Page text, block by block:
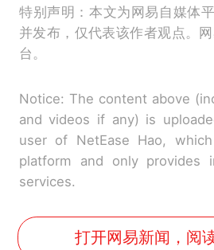
特别声明：本文为网易自媒体
并发布，仅代表该作者观点。
台。
Notice: The content above
and videos if any) is
user of NetEase Hao,
platform and only provides
services.
打开网易新闻，阅